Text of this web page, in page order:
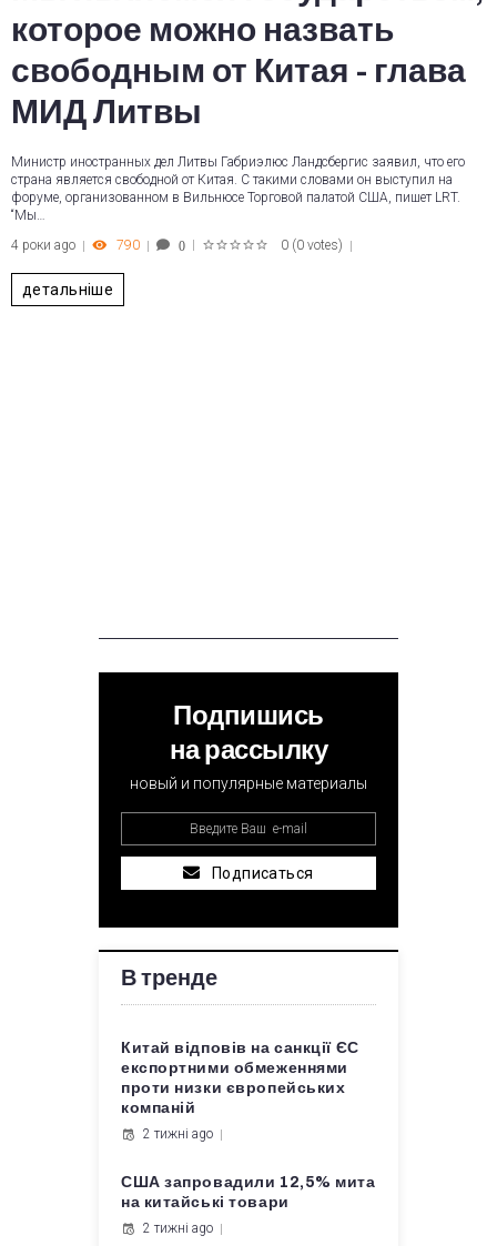
которое можно назвать
свободным от Китая - глава
МИД Литвы
Министр иностранных дел Литвы Габриэлюс Ландсбергис заявил, что его
страна является свободной от Китая. С такими словами он выступил на
форуме, организованном в Вильнюсе Торговой палатой США, пишет LRT.
“Мы…
4 роки ago
790 0 0 (0 votes)
детальніше
Подпишись
на рассылку
новый и популярные материалы
Подписаться
В тренде
Китай відповів на санкції ЄС
експортними обмеженнями
проти низки європейських
компаній
2 тижні ago
США запровадили 12,5% мита
на китайські товари
2 тижні ago